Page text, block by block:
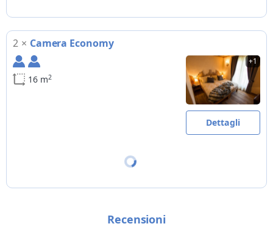
2 × Camera Economy
16 m2
+1
Dettagli
Recensioni